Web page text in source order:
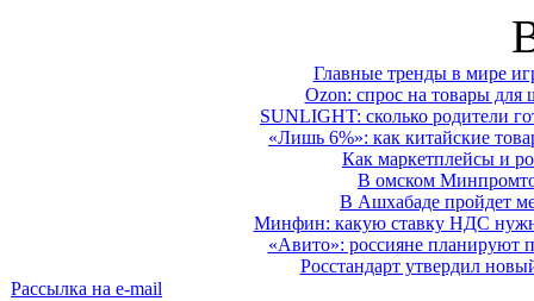
Главные тренды в мире
Ozon: спрос на товары для
SUNLIGHT: сколько родители
«Лишь 6%»: как китайские
Как маркетплейсы и
В омском
В Ашхабаде пройдет
Минфин: какую ставку НДС
«Авито»: россияне планируют
Росстандарт утвердил
Рассылка на e-mail